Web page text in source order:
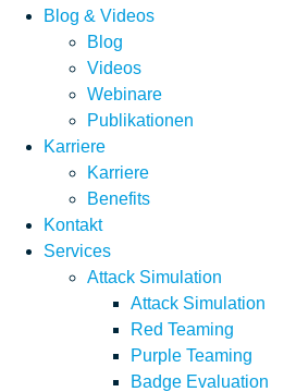
Blog & Videos
Blog
Videos
Webinare
Publikationen
Karriere
Karriere
Benefits
Kontakt
Services
Attack Simulation
Attack Simulation
Red Teaming
Purple Teaming
Badge Evaluation